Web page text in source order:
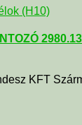
(H10)
KFT